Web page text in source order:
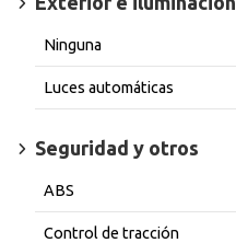
Ninguna
Luces automáticas
Seguridad y otros
ABS
Control de tracción